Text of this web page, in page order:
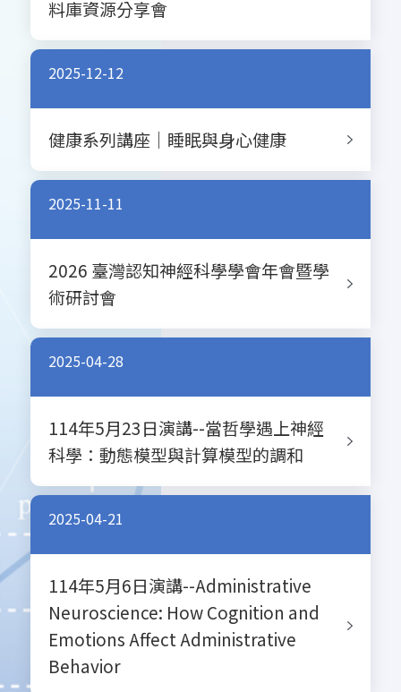
料庫資源分享會
2025-12-12
健康系列講座｜睡眠與身心健康
2025-11-11
2026 臺灣認知神經科學學會年會暨學
術研討會
2025-04-28
114年5月23日演講--當哲學遇上神經
科學：動態模型與計算模型的調和
2025-04-21
114年5月6日演講--Administrative
Neuroscience: How Cognition and
Emotions Affect Administrative
Behavior